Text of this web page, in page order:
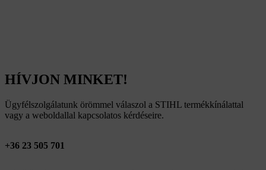
HÍVJON MINKET!
Ügyfélszolgálatunk örömmel válaszol a STIHL termékkínálattal
vagy a weboldallal kapcsolatos kérdéseire.
+36 23 505 701